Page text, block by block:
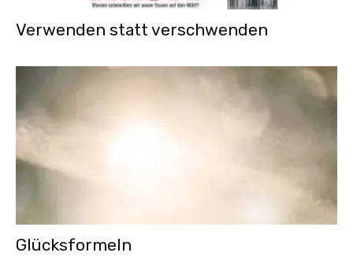
Verwenden statt verschwenden
Glücksformeln